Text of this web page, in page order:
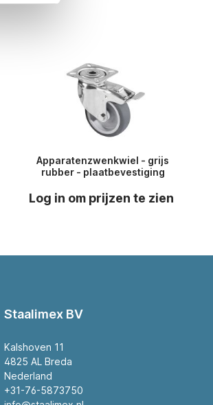
Apparatenzwenkwiel - grijs
rubber - plaatbevestiging
Log in om prijzen te zien
Staalimex BV
Kalshoven 11
4825 AL Breda
Nederland
+31-76-5873750